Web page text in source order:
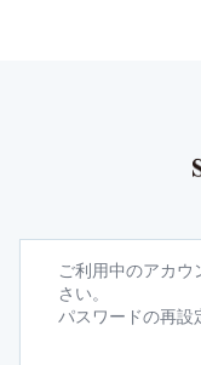
ご利用中のアカ
さい。
パスワードの再設